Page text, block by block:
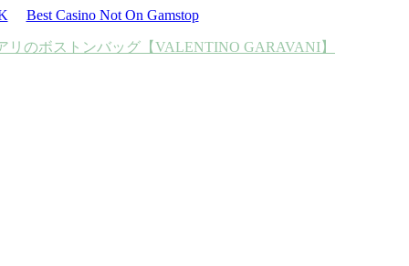
Best Casino Not On Gamstop
リのボストンバッグ 【VALENTINO GARAVANI】